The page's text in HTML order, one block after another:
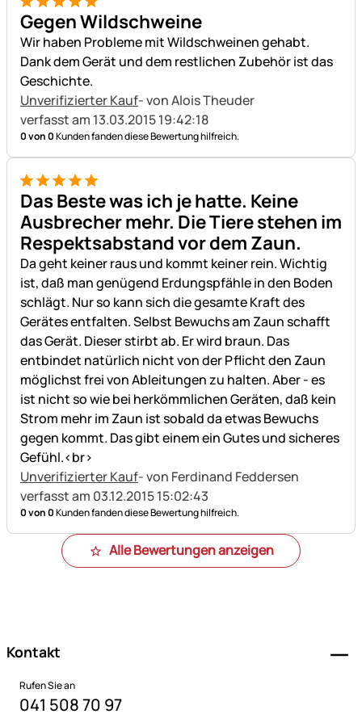
5 von 5
Gegen Wildschweine
Wir haben Probleme mit Wildschweinen gehabt.
Dank dem Gerät und dem restlichen Zubehör ist das
Geschichte.
Unverifizierter Kauf- von Alois Theuder
verfasst am 13.03.2015 19:42:18
0 von 0Kunden fanden diese Bewertung hilfreich.
5 von 5
Das Beste was ich je hatte. Keine
Ausbrecher mehr. Die Tiere stehen im
Respektsabstand vor dem Zaun.
Da geht keiner raus und kommt keiner rein. Wichtig
ist, daß man genügend Erdungspfähle in den Boden
schlägt. Nur so kann sich die gesamte Kraft des
Gerätes entfalten. Selbst Bewuchs am Zaun schafft
das Gerät. Dieser stirbt ab. Er wird braun. Das
entbindet natürlich nicht von der Pflicht den Zaun
möglichst frei von Ableitungen zu halten. Aber - es
ist nicht so wie bei herkömmlichen Geräten, daß kein
Strom mehr im Zaun ist sobald da etwas Bewuchs
gegen kommt. Das gibt einem ein Gutes und sicheres
Gefühl.<br>
Unverifizierter Kauf- von Ferdinand Feddersen
verfasst am 03.12.2015 15:02:43
0 von 0Kunden fanden diese Bewertung hilfreich.
Alle Bewertungen anzeigen
Kontakt
Rufen Sie an
041 508 70 97